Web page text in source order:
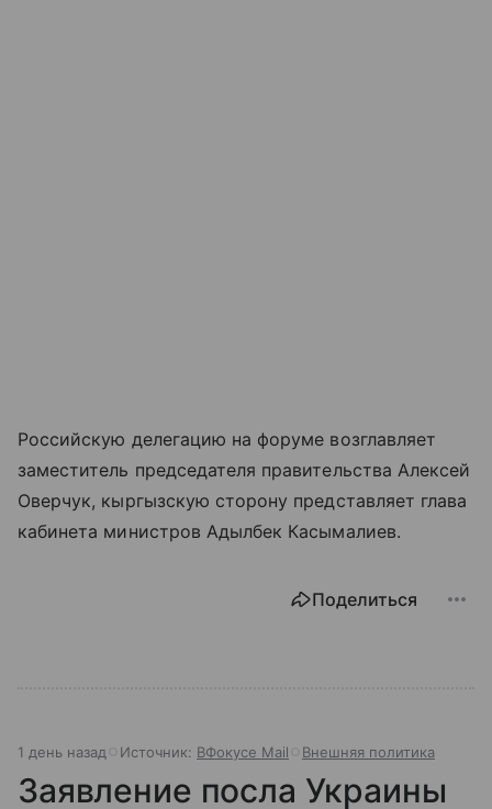
Российскую делегацию на форуме возглавляет
заместитель председателя правительства Алексей
Оверчук, кыргызскую сторону представляет глава
кабинета министров Адылбек Касымалиев.
Поделиться
1 день назад Источник: ВФокусе Mail Внешняя политика
Заявление посла Украины